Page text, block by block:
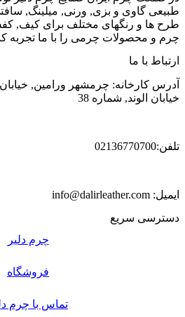
طبیعی گاوی و بزی, ورنی, میلینگ,
طرح ها و رنگهای مختلف برای کیف,
چرم و محصولات چرمی را با ما تجربه
ارتباط با ما
خیابان الوند, شماره 38
تلفن:02136770700
ایمیل: info@dalirleather.com
دسترسی سریع
چرم دلیر
فروشگاه
تماس با چرم